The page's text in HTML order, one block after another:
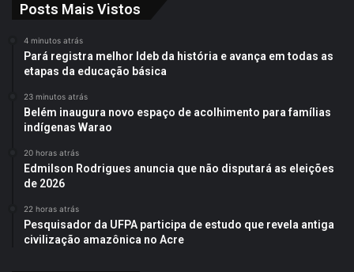
Posts Mais Vistos
4 minutos atrás
Pará registra melhor Ideb da história e avança em todas as
etapas da educação básica
23 minutos atrás
Belém inaugura novo espaço de acolhimento para famílias
indígenas Warao
20 horas atrás
Edmilson Rodrigues anuncia que não disputará as eleições
de 2026
22 horas atrás
Pesquisador da UFPA participa de estudo que revela antiga
civilização amazônica no Acre